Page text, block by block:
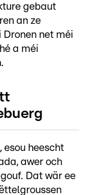
gebaut
an ze
Dronen net méi
a méi
esou heescht
awer och
Dat wär ee